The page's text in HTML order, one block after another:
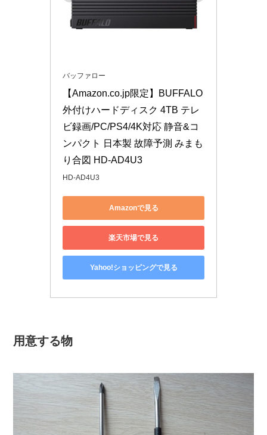
バッファロー
【Amazon.co.jp限定】BUFFALO
外付けハードディスク 4TB テレ
ビ録画/PC/PS4/4K対応 静音&コ
ンパクト 日本製 故障予測 みまも
り合図 HD-AD4U3
HD-AD4U3
Amazonで見る
楽天市場で見る
Yahoo!ショッピングで見る
用意する物